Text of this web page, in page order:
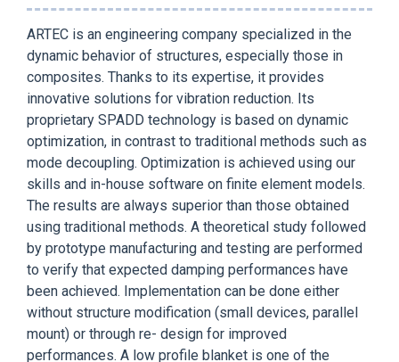
ARTEC is an engineering company specialized in the
dynamic behavior of structures, especially those in
composites. Thanks to its expertise, it provides
innovative solutions for vibration reduction. Its
proprietary SPADD technology is based on dynamic
optimization, in contrast to traditional methods such as
mode decoupling. Optimization is achieved using our
skills and in-house software on finite element models.
The results are always superior than those obtained
using traditional methods. A theoretical study followed
by prototype manufacturing and testing are performed
to verify that expected damping performances have
been achieved. Implementation can be done either
without structure modification (small devices, parallel
mount) or through re- design for improved
performances. A low profile blanket is one of the